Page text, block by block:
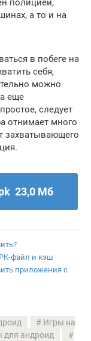
полицией,
а то и на
в побеге на
себя,
можно
еще
следует
отнимает много
захватывающего
23,0 Мб
файл и кэш
приложения с
Игры на
для андроид